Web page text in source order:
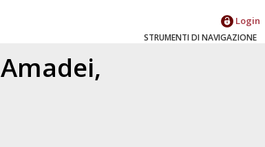
Login
STRUMENTI DI NAVIGAZIONE
Amadei,